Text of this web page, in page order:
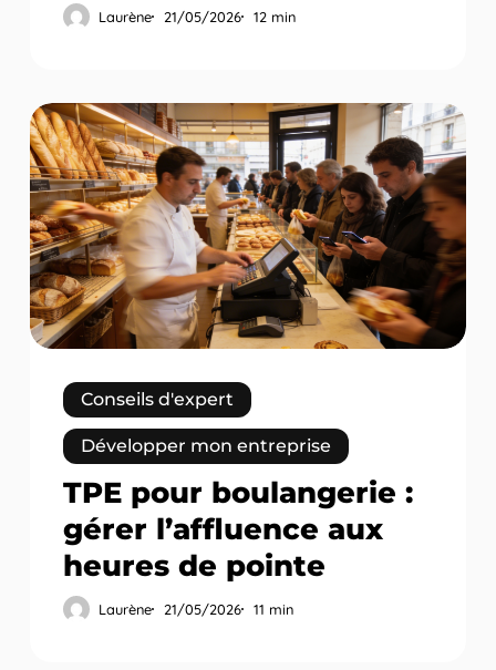
Laurène 21/05/2026 12 min
TPE
pour
boulangerie
:
gérer
l’affluence
aux
heures
de
pointe
Conseils d'expert
Développer mon entreprise
TPE pour boulangerie :
gérer l’affluence aux
heures de pointe
Laurène 21/05/2026 11 min